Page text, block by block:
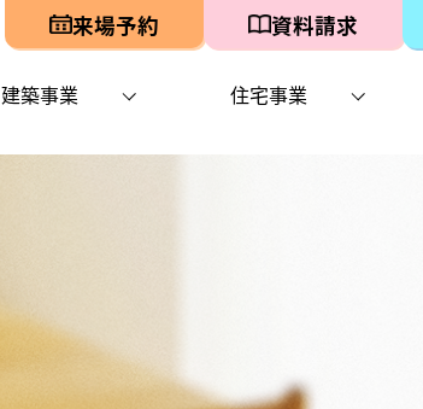
来場予約 資料請求
建築事業 住宅事業